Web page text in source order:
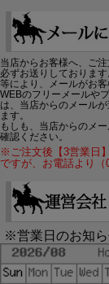
当店からお客様へ、ご
必ずお送りしておりま
等により、メールがお
WEBのフリーメールや
は、当店からのメール
ます。
もしも、当店からのメ
確認ください。
※ご注文後【3営業日
ですが、お電話より（
※営業日のお知